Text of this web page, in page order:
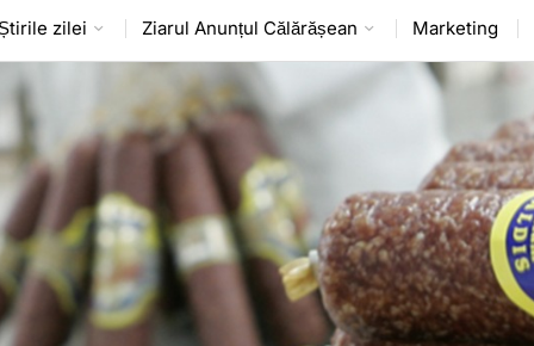
zilei Ziarul Anunțul Călărășean Marketing